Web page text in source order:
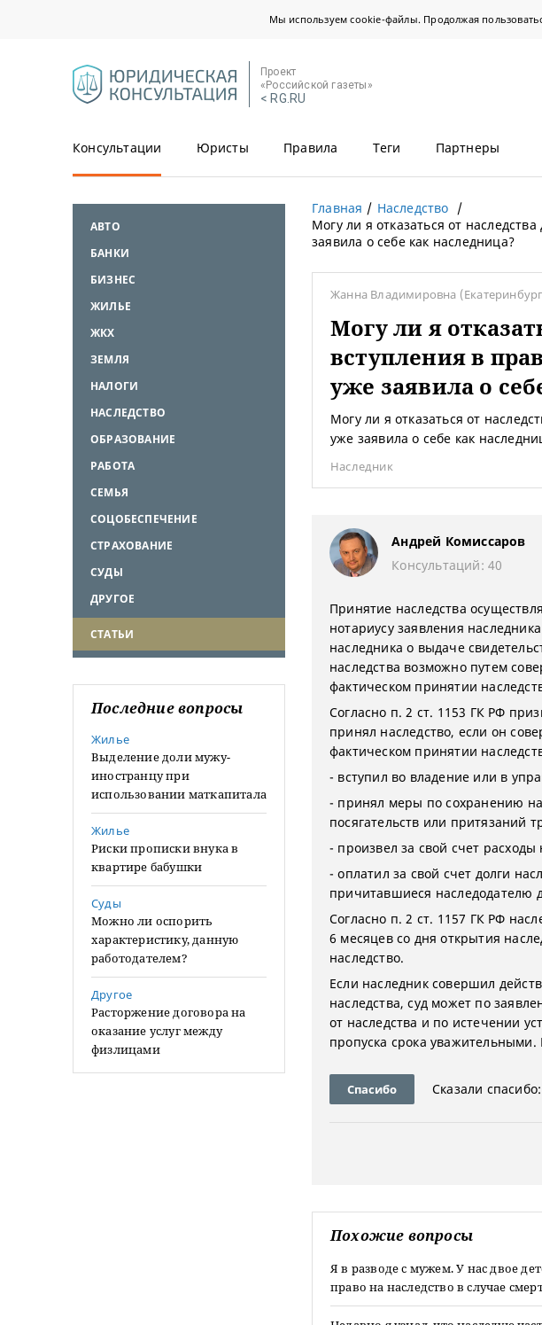
Мы используем cookie-файлы. Продолжая
Проект
«Российской газеты»
< RG.RU
Консультации Юристы Правила Теги Партнеры
АВТО
БАНКИ
БИЗНЕС
ЖИЛЬЕ
ЖКХ
ЗЕМЛЯ
НАЛОГИ
НАСЛЕДСТВО
ОБРАЗОВАНИЕ
РАБОТА
СЕМЬЯ
СОЦОБЕСПЕЧЕНИЕ
СТРАХОВАНИЕ
СУДЫ
ДРУГОЕ
СТАТЬИ
Последние вопросы
Жилье
Выделение доли мужу-
иностранцу при
использовании маткапитала
Жилье
Риски прописки внука в
квартире бабушки
Суды
Можно ли оспорить
характеристику, данную
работодателем?
Другое
Расторжение договора на
оказание услуг между
физлицами
Главная
Наследство
Могу ли я отказаться от
заявила о себе как наследница?
Жанна Владимировна
Могу ли я
вступления в
уже заявила о
Могу ли я отказаться от
уже заявила о себе как
Наследник
Андрей Комиссаров
Консультаций: 40
Принятие наследства
нотариусу заявления
наследника о выдаче
наследства возможно путем
фактическом принятии
Согласно п. 2 ст. 1153 ГК РФ
принял наследство, если он
фактическом принятии
- вступил во владение или в
- принял меры по сохранению
посягательств или притязаний
- произвел за свой счет
- оплатил за свой счет долги
причитавшиеся наследодателю
Согласно п. 2 ст. 1157 ГК РФ
6 месяцев со дня открытия
наследство.
Если наследник совершил
наследства, суд может по
от наследства и по истечении
пропуска срока уважительными.
Спасибо Сказали спасибо:
Похожие вопросы
Я в разводе с мужем. У нас двое
право на наследство в случае